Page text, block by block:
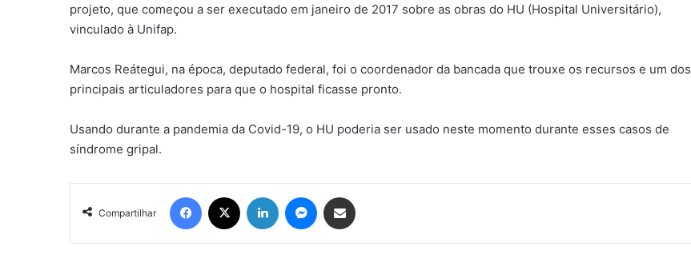
projeto, que começou a ser executado em janeiro de 2017 sobre as obras do HU (Hospital Universitário),
vinculado à Unifap.
Marcos Reátegui, na época, deputado federal, foi o coordenador da bancada que trouxe os recursos e um dos
principais articuladores para que o hospital ficasse pronto.
Usando durante a pandemia da Covid-19, o HU poderia ser usado neste momento durante esses casos de
síndrome gripal.
Compartilhar
Facebook Linkedin Messenger